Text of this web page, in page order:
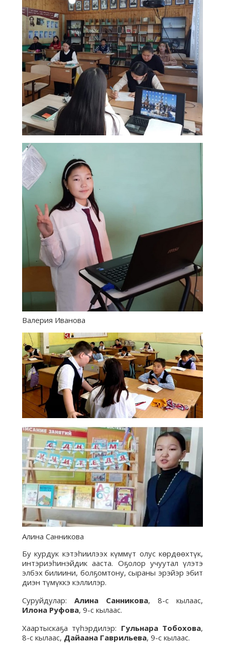
Валерия Иванова
Алина Санникова
Бу курдук кэтэһиилээх күммүт олус көрдөөхтүк,
интэриэһинэйдик ааста. Оҕолор учуутал үлэтэ
элбэх билиини, болҕомтону, сыраны эрэйэр эбит
диэн түмүккэ кэллилэр.
Суруйдулар: Алина Санникова, 8-с кылаас,
Илона Руфова, 9-с кылаас.
Хаартыскаҕа түһэрдилэр: Гульнара Тобохова,
8-с кылаас, Дайаана Гаврильева, 9-с кылаас.